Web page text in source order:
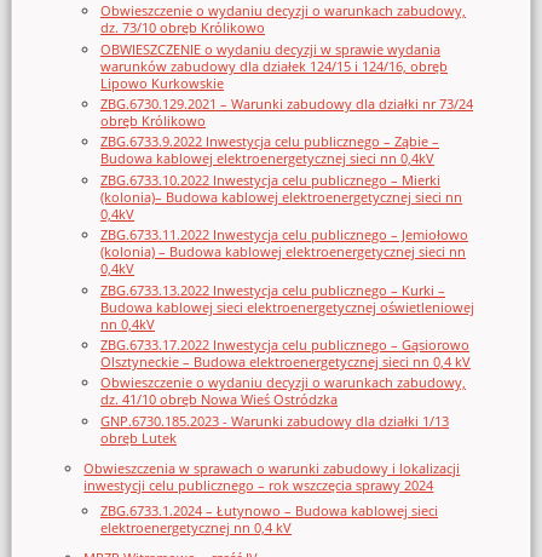
Obwieszczenie o wydaniu decyzji o warunkach zabudowy,
dz. 73/10 obręb Królikowo
OBWIESZCZENIE o wydaniu decyzji w sprawie wydania
warunków zabudowy dla działek 124/15 i 124/16, obręb
Lipowo Kurkowskie
ZBG.6730.129.2021 – Warunki zabudowy dla działki nr 73/24
obręb Królikowo
ZBG.6733.9.2022 Inwestycja celu publicznego – Ząbie –
Budowa kablowej elektroenergetycznej sieci nn 0,4kV
ZBG.6733.10.2022 Inwestycja celu publicznego – Mierki
(kolonia)– Budowa kablowej elektroenergetycznej sieci nn
0,4kV
ZBG.6733.11.2022 Inwestycja celu publicznego – Jemiołowo
(kolonia) – Budowa kablowej elektroenergetycznej sieci nn
0,4kV
ZBG.6733.13.2022 Inwestycja celu publicznego – Kurki –
Budowa kablowej sieci elektroenergetycznej oświetleniowej
nn 0,4kV
ZBG.6733.17.2022 Inwestycja celu publicznego – Gąsiorowo
Olsztyneckie – Budowa elektroenergetycznej sieci nn 0,4 kV
Obwieszczenie o wydaniu decyzji o warunkach zabudowy,
dz. 41/10 obręb Nowa Wieś Ostródzka
GNP.6730.185.2023 - Warunki zabudowy dla działki 1/13
obręb Lutek
Obwieszczenia w sprawach o warunki zabudowy i lokalizacji
inwestycji celu publicznego – rok wszczęcia sprawy 2024
ZBG.6733.1.2024 – Łutynowo – Budowa kablowej sieci
elektroenergetycznej nn 0,4 kV